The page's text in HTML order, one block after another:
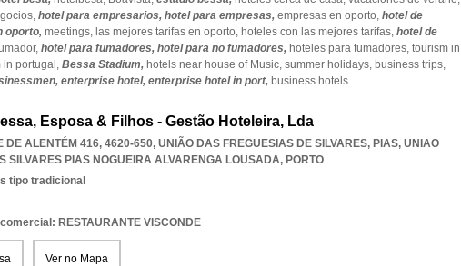
hotel para empresarios, hotel para empresas, empresas en oporto, hotel de
oporto, meetings, las mejores tarifas en oporto, hoteles con las mejores tarifas, hotel de
hotel para fumadores, hotel para no fumadores, hoteles para fumadores, tourism in
in portugal, Bessa Stadium, hotels near house of Music, summer holidays, business trips,
enterprise hotel, enterprise hotel in port, business hotels...
Esposa & Filhos - Gestão Hoteleira, Lda
DE ALENTÉM 416, 4620-650, UNIÃO DAS FREGUESIAS DE SILVARES, PIAS, UNIAO
SILVARES PIAS NOGUEIRA ALVARENGA LOUSADA, PORTO
tipo tradicional
RESTAURANTE VISCONDE
Ver no Mapa